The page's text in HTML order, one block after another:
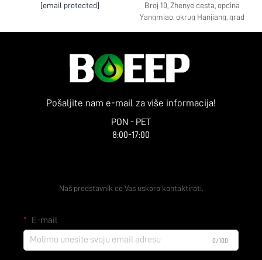
[email protected]
Broj 10, Zhenye cesta, općina
Yangmiao, okrug Hanjiang, grad
Pošaljite nam e-mail za više informacija!
PON - PET
8:00-17:00
Naš predstavnik će Vas uskoro kontaktirati.
E-mail
0/100